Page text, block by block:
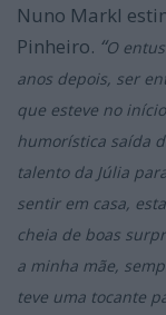
Nuno Markl
Pinheiro. “O
anos depois, ser
que esteve no
humorística saída
talento da Júlia
sentir em casa,
cheia de boas
a minha mãe,
teve uma tocante